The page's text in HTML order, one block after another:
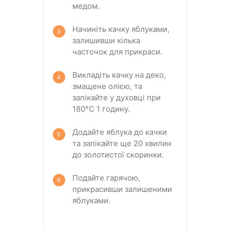
медом.
Начиніть качку яблуками,
залишивши кілька
часточок для прикраси.
Викладіть качку на деко,
змащене олією, та
запікайте у духовці при
180°C 1 годину.
Додайте яблука до качки
та запікайте ще 20 хвилин
до золотистої скоринки.
Подайте гарячою,
прикрасивши залишеними
яблуками.